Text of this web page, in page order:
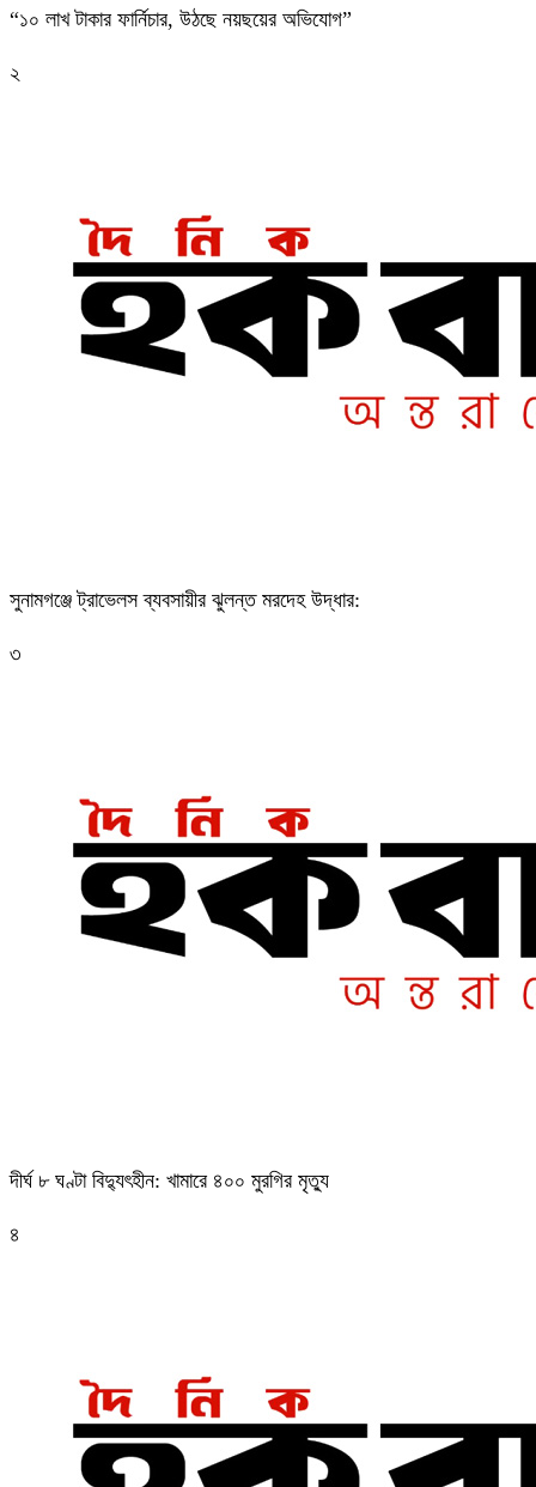
“১০ লাখ টাকার ফার্নিচার, উঠছে নয়ছয়ের অভিযোগ”
২
সুনামগঞ্জে ট্রাভেলস ব্যবসায়ীর ঝুলন্ত মরদেহ উদ্ধার:
৩
দীর্ঘ ৮ ঘণ্টা বিদ্যুৎহীন: খামারে ৪০০ মুরগির মৃত্যু
৪